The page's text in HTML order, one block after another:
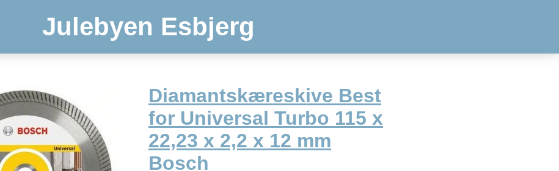
Julebyen Esbjerg
Diamantskæreskive Best
for Universal Turbo 115 x
22,23 x 2,2 x 12 mm
Bosch